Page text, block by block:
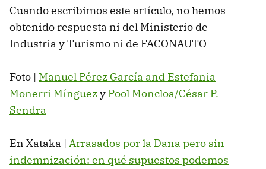
Cuando escribimos este artículo, no hemos
obtenido respuesta ni del Ministerio de
Industria y Turismo ni de FACONAUTO
Foto | Manuel Pérez García and Estefania
Monerri Mínguezy Pool Moncloa/César P.
Sendra
En Xataka | Arrasados por la Dana pero sin
indemnización: en qué supuestos podemos